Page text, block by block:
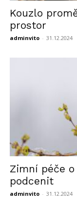
Kouzlo
prostor
adminvito - 31.12.2024
Zimní péče
podcenit
adminvito - 31.12.2024